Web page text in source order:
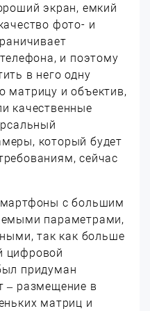
экран, емкий
фото- и
и поэтому
в него одну
матрицу и объектив,
качественные
который будет
сейчас
с большим
параметрами,
так как больше
цифровой
придуман
– размещение в
матриц и